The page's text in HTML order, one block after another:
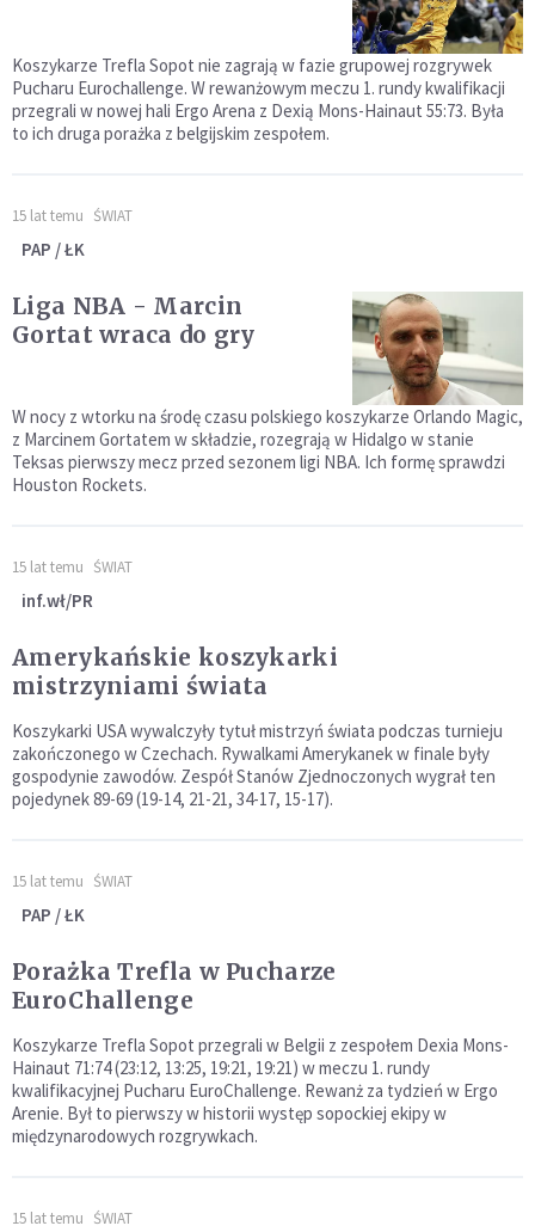
Koszykarze Trefla Sopot nie zagrają w fazie grupowej rozgrywek
Pucharu Eurochallenge. W rewanżowym meczu 1. rundy kwalifikacji
przegrali w nowej hali Ergo Arena z Dexią Mons-Hainaut 55:73. Była
to ich druga porażka z belgijskim zespołem.
15 lat temu ŚWIAT
PAP / ŁK
Liga NBA - Marcin
Gortat wraca do gry
W nocy z wtorku na środę czasu polskiego koszykarze Orlando Magic,
z Marcinem Gortatem w składzie, rozegrają w Hidalgo w stanie
Teksas pierwszy mecz przed sezonem ligi NBA. Ich formę sprawdzi
Houston Rockets.
15 lat temu ŚWIAT
inf.wł/PR
Amerykańskie koszykarki
mistrzyniami świata
Koszykarki USA wywalczyły tytuł mistrzyń świata podczas turnieju
zakończonego w Czechach. Rywalkami Amerykanek w finale były
gospodynie zawodów. Zespół Stanów Zjednoczonych wygrał ten
pojedynek 89-69 (19-14, 21-21, 34-17, 15-17).
15 lat temu ŚWIAT
PAP / ŁK
Porażka Trefla w Pucharze
EuroChallenge
Koszykarze Trefla Sopot przegrali w Belgii z zespołem Dexia Mons-
Hainaut 71:74 (23:12, 13:25, 19:21, 19:21) w meczu 1. rundy
kwalifikacyjnej Pucharu EuroChallenge. Rewanż za tydzień w Ergo
Arenie. Był to pierwszy w historii występ sopockiej ekipy w
międzynarodowych rozgrywkach.
15 lat temu ŚWIAT